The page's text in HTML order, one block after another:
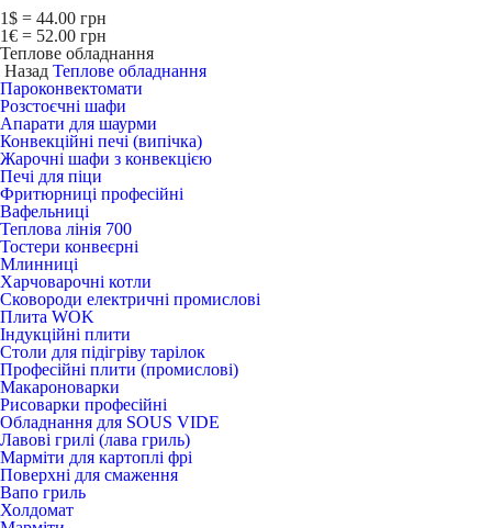
1$ = 44.00 грн
1€ = 52.00 грн
Теплове обладнання
Назад Теплове обладнання
Пароконвектомати
Розстоєчні шафи
Апарати для шаурми
Конвекційні печі (випічка)
Жарочні шафи з конвекцією
Печі для піци
Фритюрниці професійні
Вафельниці
Теплова лінія 700
Тостери конвеєрні
Млинниці
Харчоварочні котли
Сковороди електричні промислові
Плита WOK
Індукційні плити
Столи для підігріву тарілок
Професійні плити (промислові)
Макароноварки
Рисоварки професійні
Обладнання для SOUS VIDE
Лавові грилі (лава гриль)
Марміти для картоплі фрі
Поверхні для смаження
Вапо гриль
Холдомат